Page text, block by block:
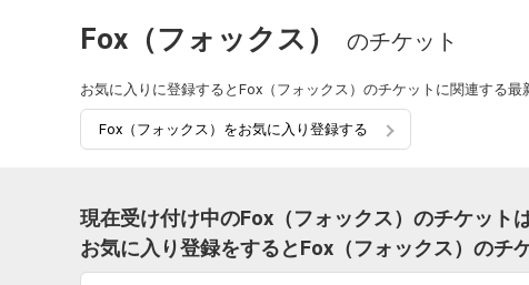
Fox（フォックス） のチケット
お気に入りに登録するとFox（フォックス）のチケットに関連する最
Fox（フォックス）をお気に入り登録する
現在受け付け中のFox（フォックス）のチケット
お気に入り登録をするとFox（フォックス）のチ